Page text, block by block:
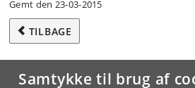
Samtykke til brug af
Gemt den 23-03-2015
TILBAGE